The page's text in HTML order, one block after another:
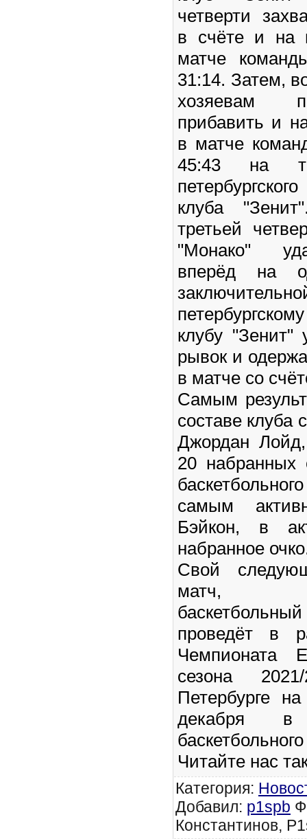
четверти
в счёте и на
матче
31:14. Затем,
хозяевам
прибавить и
в матче
45:43 на
клуба
третьей
"Монако"
вперёд на
клубу "Зенит"
рывок и
в матче со
Самым
составе клуба
Джордан Лойд,
20 набранных
самым
Бэйкон, в
набранное
Свой
матч,
проведёт в
Чемпионата
сезона
Петербурге
декабря
Читайте нас
Категория:
Добавил: p1spb
Константинов,